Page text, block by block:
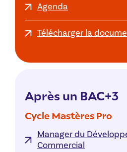
Agenda
Télécharger la
Après un BAC+3
Cycle Mastères Pro
Manager du
Commercial